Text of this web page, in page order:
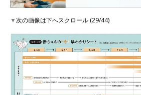
▼次の画像は下へスクロール (29/44)